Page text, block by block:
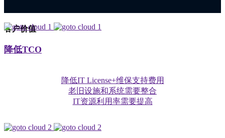
客户价值
降低TCO
降低IT License+维保支持费用
老旧设施和系统需要整合
IT资源利用率需要提高